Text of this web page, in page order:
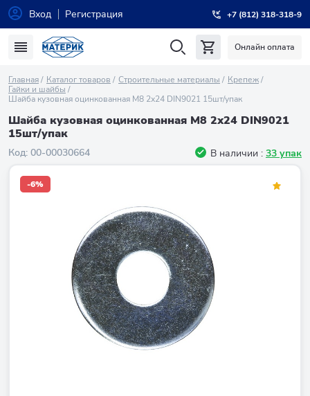
Вход Регистрация +7 (812) 318-318-9
Онлайн оплата
Главная Каталог товаров Строительные материалы
Крепеж
Гайки и шайбы
Шайба кузовная оцинкованная М8 2х24 DIN9021 15шт/упак
Шайба кузовная оцинкованная М8 2х24 DIN9021
15шт/упак
Код: 00-00030664 В наличии : 33 упак
-6%